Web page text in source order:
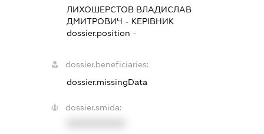
ЛИХОШЕРСТОВ ВЛАДИСЛАВ
ДМИТРОВИЧ - КЕРІВНИК
dossier.position -
dossier.beneficiaries:
dossier.missingData
dossier.smida: